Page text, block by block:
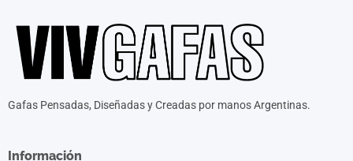
Gafas Pensadas, Diseñadas y Creadas por manos Argentinas.
Información